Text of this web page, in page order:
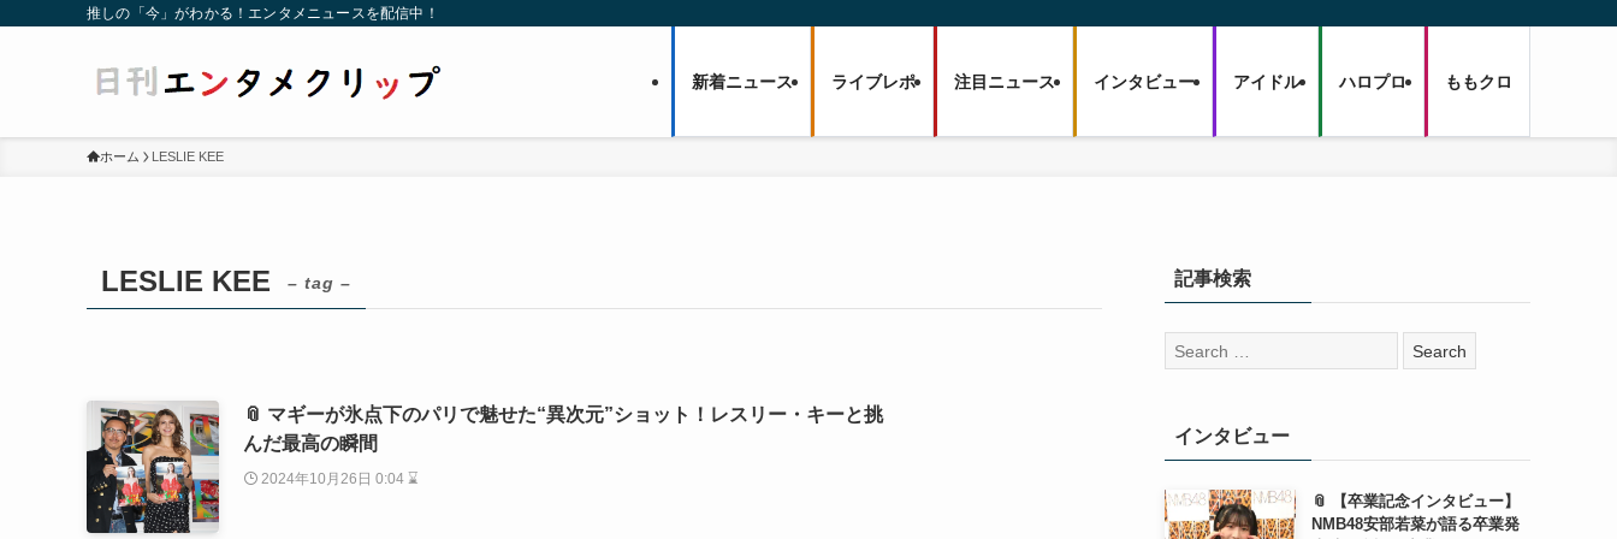
推しの「今」がわかる！エンタメニュースを配信中！
新着ニュース ライブレポ 注目ニュース インタビュー アイドル ハロプロ ももクロ
ホーム LESLIE KEE
LESLIE KEE – tag –
📎 マギーが氷点下のパリで魅せた“異次元”ショット！レスリー・キーと挑
んだ最高の瞬間
2024年10月26日 0:04 ⌛
記事検索
検
索:
インタビュー
📎 【卒業記念インタビュー】
NMB48安部若菜が語る卒業発